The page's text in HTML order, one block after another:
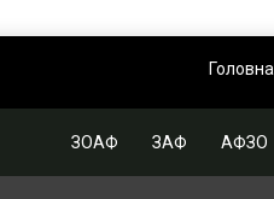
Головна
ЗОАФ ЗАФ АФЗО